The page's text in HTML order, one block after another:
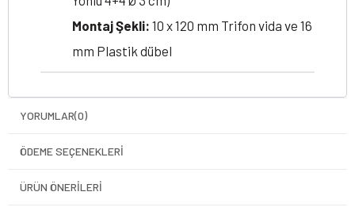
Montaj Şekli: 10 x 120 mm Trifon vida ve 16
mm Plastik dübel
YORUMLAR(0)
ÖDEME SEÇENEKLERI
ÜRÜN ÖNERILERI